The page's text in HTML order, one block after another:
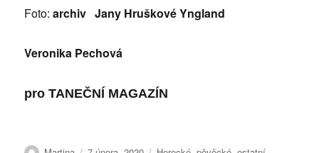
Foto:archiv Jany Hruškové Yngland
Veronika Pechová
pro TANEČNÍ MAGAZÍN